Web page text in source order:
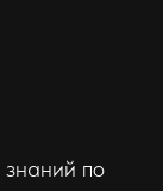
по